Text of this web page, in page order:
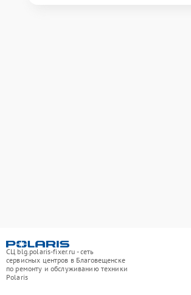
СЦ blg.polaris-fixer.ru - сеть
сервисных центров в Благовещенске
по ремонту и обслуживанию техники
Polaris